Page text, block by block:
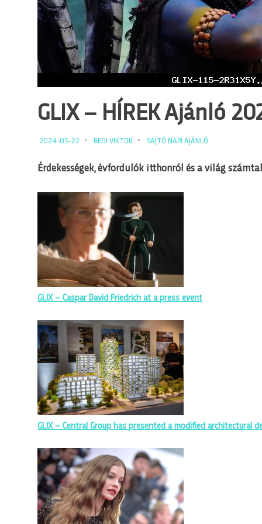
GLIX – HÍREK Ajánló
2024-05-22 BEDI VIKTOR SAJTÓ NAPI AJÁNLÓ
Érdekességek, évfordulók itthonról és a világ
GLIX – Caspar David Friedrich at a press event
GLIX – Central Group has presented a modified architectural